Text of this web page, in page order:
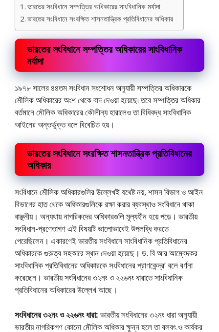
ভারতের সংবিধানে সম্পত্তির অধিকারের সাংবিধানিক মর্যাদা
ভারতের সংবিধানে সংরক্ষিত শাসনতান্ত্রিক প্রতিবিধানের অধিকার
ভারতের সংবিধানে সম্পত্তির অধিকারের সাংবিধানিক
মর্যাদা
১৯৭৮ সালের ৪৪তম সংবিধান সংশােধন অনুযায়ী সম্পত্তির অধিকারকে
মৌলিক অধিকারের অংশ থেকে বাদ দেওয়া হয়েছে৷ তবে সম্পত্তির অধিকার
বর্তমানে মৌলিক অধিকারের কৌলীন্য হারালেও তা বিধিবদ্ধ সাংবিধানিক
আইনের অন্তর্ভুক্ত বলে বিবেচিত হয়।
ভারতের সংবিধানে সংরক্ষিত শাসনতান্ত্রিক প্রতিবিধানের
অধিকার
সংবিধানে মৌলিক অধিকারগুলির উল্লেখই যথেষ্ট নয়, শাসন বিভাগ ও আইন
বিভাগের হাত থেকে অধিকারগুলিকে রক্ষা করার ব্যবস্থাও সংবিধানে থাকা
বাঞ্ছনীয়। অন্যথায় নাগরিকদের অধিকারগুলি মূল্যহীন হয়ে পড়ে। ভারতীয়
সংবিধান-প্রণেতাগণ এই বিষয়টি ভালােভাবেই উপলব্ধি করতে
পেরেছিলেন। একারণেই ভারতীয় সংবিধানে সাংবিধানিক প্রতিবিধানের
অধিকারকে গুরুত্ব সহকারে স্থান দেওয়া হয়েছে। ড. বি আর আম্বেদকর
সাংবিধানিক প্রতিবিধানের অধিকারকে সংবিধানের প্রাণকেন্দ্র’ বলে বর্ণনা
করেছেন। ভারতীয় সংবিধানের ৩২নং ও ২২৬নং ধারাতে সাংবিধানিক
প্রতিবিধানের অধিকারের উল্লেখ আছে।
সংবিধানের ৩২নং ও ২২৬নং ধারা: ভারতীয় সংবিধানের ৩২নং‌ ধারা অনুযায়ী
ভারতীয় নাগরিকগণ কোনাে মৌলিক অধিকার ক্ষুন্ন হলে তা বলবৎ ও কার্যকর